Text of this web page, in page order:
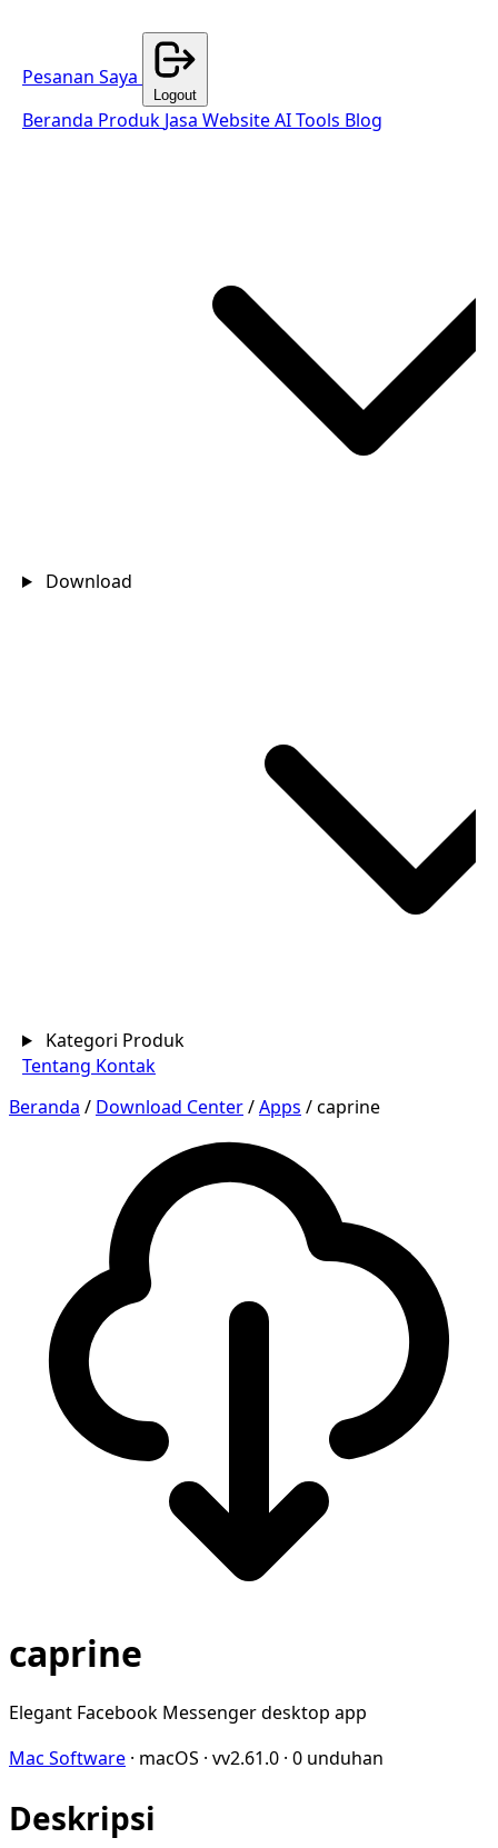
Pesanan Saya
Logout
Beranda Produk Jasa WebsiteAI Tools Blog
Download
Kategori Produk
Tentang Kontak
Beranda / Download Center/Apps /caprine
caprine
Elegant Facebook Messenger desktop app
Mac Software · macOS · vv2.61.0 · 0 unduhan
Deskripsi